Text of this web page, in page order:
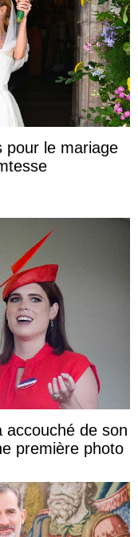
pour le mariage
accouché de son
première photo